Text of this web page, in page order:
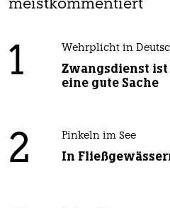
meistkommentiert
1 Wehrplicht in
Zwangsdienst
eine gute Sache
2 Pinkeln im See
In